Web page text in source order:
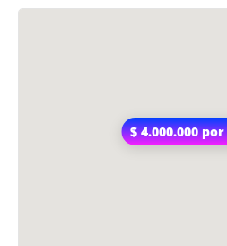
$ 4.000.000